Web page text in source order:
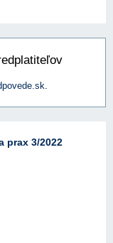
.
prax 3/2022